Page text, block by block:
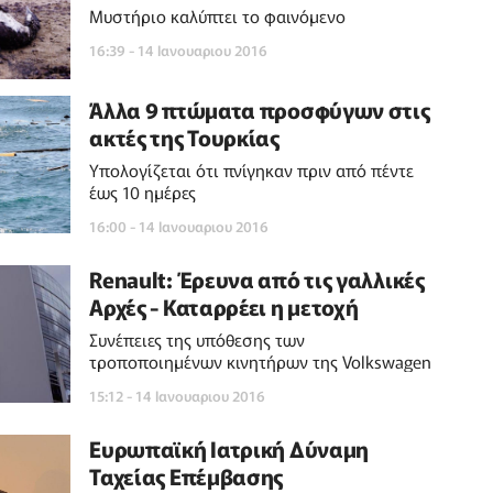
Μυστήριο καλύπτει το φαινόμενο
16:39 - 14 Ιανουαριου 2016
Άλλα 9 πτώματα προσφύγων στις
ακτές της Τουρκίας
Υπολογίζεται ότι πνίγηκαν πριν από πέντε
έως 10 ημέρες
16:00 - 14 Ιανουαριου 2016
Renault: Έρευνα από τις γαλλικές
Αρχές - Καταρρέει η μετοχή
Συνέπειες της υπόθεσης των
τροποποιημένων κινητήρων της Volkswagen
15:12 - 14 Ιανουαριου 2016
Ευρωπαϊκή Ιατρική Δύναμη
Ταχείας Επέμβασης